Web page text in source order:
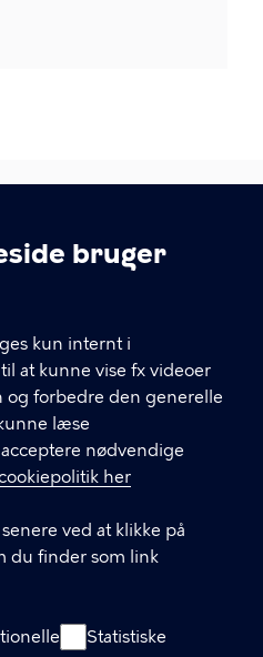
bruger
kun internt i
at kunne vise fx videoer
og forbedre den generelle
læse
nødvendige
her
ved at klikke på
du finder som link
Statistiske